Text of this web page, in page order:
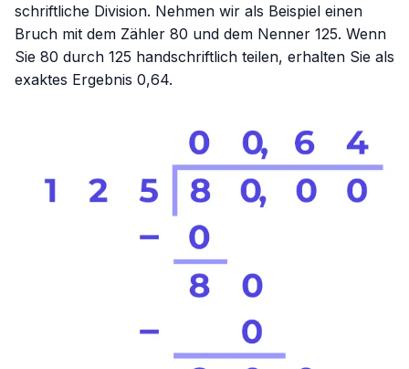
schriftliche Division. Nehmen wir als Beispiel einen
Bruch mit dem Zähler 80 und dem Nenner 125. Wenn
Sie 80 durch 125 handschriftlich teilen, erhalten Sie als
exaktes Ergebnis 0,64.